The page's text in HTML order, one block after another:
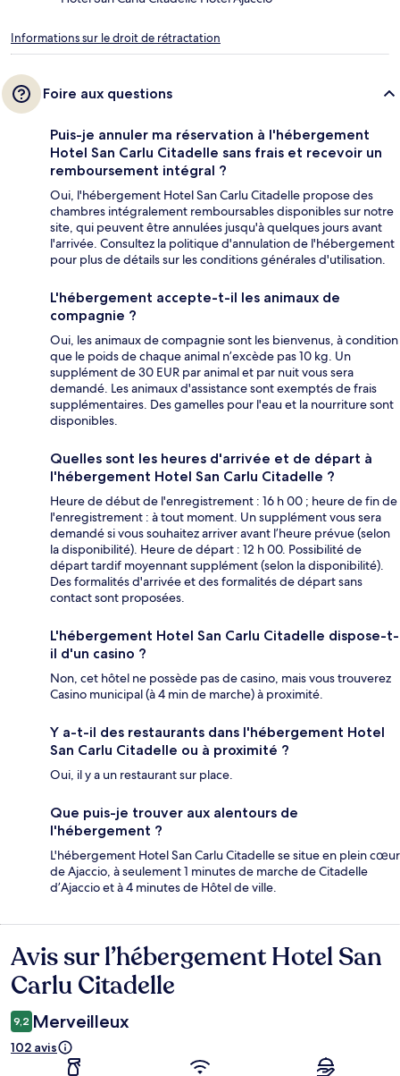
Informations sur le droit de rétractation
Foire aux questions
Puis-je annuler ma réservation à l'hébergement
Hotel San Carlu Citadelle sans frais et recevoir un
remboursement intégral ?
Oui, l'hébergement Hotel San Carlu Citadelle propose des
chambres intégralement remboursables disponibles sur notre
site, qui peuvent être annulées jusqu'à quelques jours avant
l'arrivée. Consultez la politique d'annulation de l'hébergement
pour plus de détails sur les conditions générales d'utilisation.
L'hébergement accepte-t-il les animaux de
compagnie ?
Oui, les animaux de compagnie sont les bienvenus, à condition
que le poids de chaque animal n’excède pas 10 kg. Un
supplément de 30 EUR par animal et par nuit vous sera
demandé. Les animaux d'assistance sont exemptés de frais
supplémentaires. Des gamelles pour l'eau et la nourriture sont
disponibles.
Quelles sont les heures d'arrivée et de départ à
l'hébergement Hotel San Carlu Citadelle ?
Heure de début de l'enregistrement : 16 h 00 ; heure de fin de
l'enregistrement : à tout moment. Un supplément vous sera
demandé si vous souhaitez arriver avant l’heure prévue (selon
la disponibilité). Heure de départ : 12 h 00. Possibilité de
départ tardif moyennant supplément (selon la disponibilité).
Des formalités d'arrivée et des formalités de départ sans
contact sont proposées.
L'hébergement Hotel San Carlu Citadelle dispose-t-
il d'un casino ?
Non, cet hôtel ne possède pas de casino, mais vous trouverez
Casino municipal (à 4 min de marche) à proximité.
Y a-t-il des restaurants dans l'hébergement Hotel
San Carlu Citadelle ou à proximité ?
Oui, il y a un restaurant sur place.
Que puis-je trouver aux alentours de
l'hébergement ?
L'hébergement Hotel San Carlu Citadelle se situe en plein cœur
de Ajaccio, à seulement 1 minutes de marche de Citadelle
d’Ajaccio et à 4 minutes de Hôtel de ville.
Avis
Avis sur l’hébergement Hotel San
Carlu Citadelle
9,2 Merveilleux
102 avis